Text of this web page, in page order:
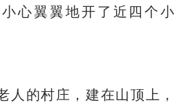
心翼翼地开了近四个小
人的村庄，建在山顶上，